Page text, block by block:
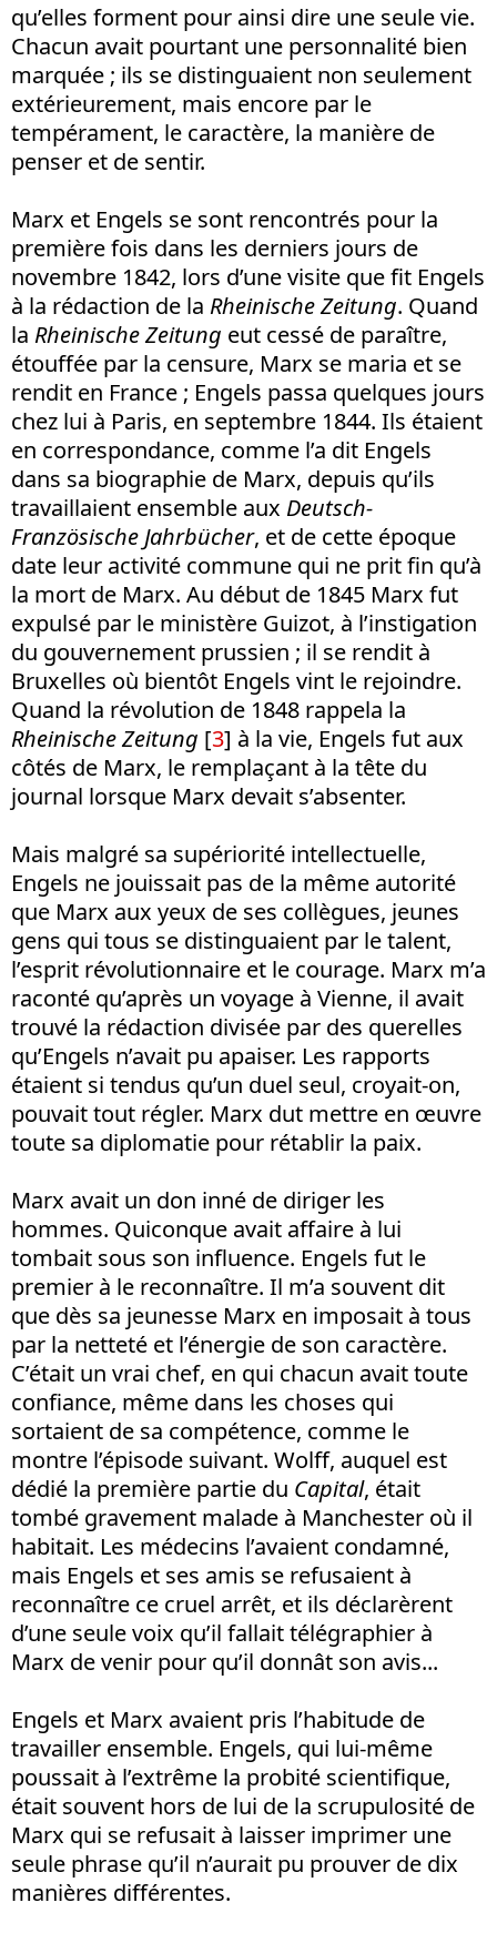
qu’elles forment pour ainsi dire une seule vie.
Chacun avait pourtant une personnalité bien
marquée ; ils se distinguaient non seulement
extérieurement, mais encore par le
tempérament, le caractère, la manière de
penser et de sentir.
Marx et Engels se sont rencontrés pour la
première fois dans les derniers jours de
novembre 1842, lors d’une visite que fit Engels
à la rédaction de la Rheinische Zeitung. Quand
la Rheinische Zeitung eut cessé de paraître,
étouffée par la censure, Marx se maria et se
rendit en France ; Engels passa quelques jours
chez lui à Paris, en septembre 1844. Ils étaient
en correspondance, comme l’a dit Engels
dans sa biographie de Marx, depuis qu’ils
travaillaient ensemble aux Deutsch-
Französische Jahrbücher, et de cette époque
date leur activité commune qui ne prit fin qu’à
la mort de Marx. Au début de 1845 Marx fut
expulsé par le ministère Guizot, à l’instigation
du gouvernement prussien ; il se rendit à
Bruxelles où bientôt Engels vint le rejoindre.
Quand la révolution de 1848 rappela la
Rheinische Zeitung [3] à la vie, Engels fut aux
côtés de Marx, le remplaçant à la tête du
journal lorsque Marx devait s’absenter.
Mais malgré sa supériorité intellectuelle,
Engels ne jouissait pas de la même autorité
que Marx aux yeux de ses collègues, jeunes
gens qui tous se distinguaient par le talent,
l’esprit révolutionnaire et le courage. Marx m’a
raconté qu’après un voyage à Vienne, il avait
trouvé la rédaction divisée par des querelles
qu’Engels n’avait pu apaiser. Les rapports
étaient si tendus qu’un duel seul, croyait-on,
pouvait tout régler. Marx dut mettre en œuvre
toute sa diplomatie pour rétablir la paix.
Marx avait un don inné de diriger les
hommes. Quiconque avait affaire à lui
tombait sous son influence. Engels fut le
premier à le reconnaître. Il m’a souvent dit
que dès sa jeunesse Marx en imposait à tous
par la netteté et l’énergie de son caractère.
C’était un vrai chef, en qui chacun avait toute
confiance, même dans les choses qui
sortaient de sa compétence, comme le
montre l’épisode suivant. Wolff, auquel est
dédié la première partie du Capital, était
tombé gravement malade à Manchester où il
habitait. Les médecins l’avaient condamné,
mais Engels et ses amis se refusaient à
reconnaître ce cruel arrêt, et ils déclarèrent
d’une seule voix qu’il fallait télégraphier à
Marx de venir pour qu’il donnât son avis...
Engels et Marx avaient pris l’habitude de
travailler ensemble. Engels, qui lui-même
poussait à l’extrême la probité scientifique,
était souvent hors de lui de la scrupulosité de
Marx qui se refusait à laisser imprimer une
seule phrase qu’il n’aurait pu prouver de dix
manières différentes.